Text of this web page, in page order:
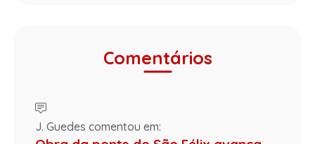
Comentários
J. Guedes comentou em: